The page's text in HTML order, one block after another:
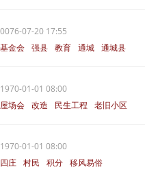
0076-07-20 17:55
基金会 强县 教育 通城 通城县
1970-01-01 08:00
屋场会 改造 民生工程
老旧小区
1970-01-01 08:00
四庄 村民 积分 移风易俗